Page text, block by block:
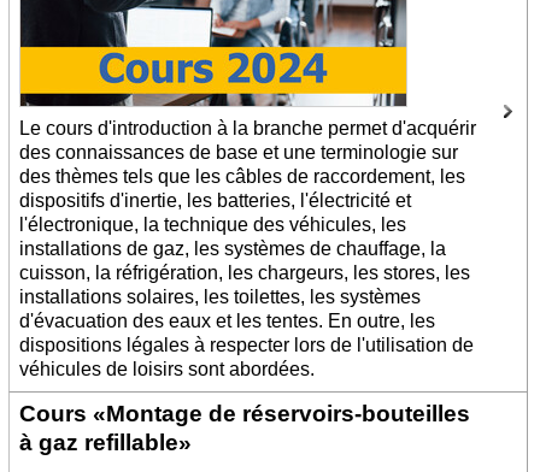
Le cours d'introduction à la branche permet d'acquérir
des connaissances de base et une terminologie sur
des thèmes tels que les câbles de raccordement, les
dispositifs d'inertie, les batteries, l'électricité et
l'électronique, la technique des véhicules, les
installations de gaz, les systèmes de chauffage, la
cuisson, la réfrigération, les chargeurs, les stores, les
installations solaires, les toilettes, les systèmes
d'évacuation des eaux et les tentes. En outre, les
dispositions légales à respecter lors de l'utilisation de
véhicules de loisirs sont abordées.
Cours «Montage de réservoirs-bouteilles
à gaz refillable»